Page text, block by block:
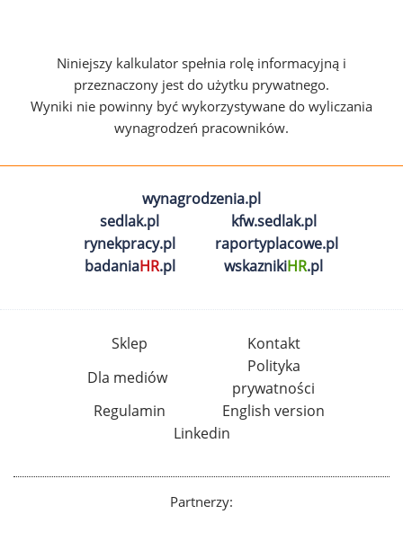
Niniejszy kalkulator spełnia rolę informacyjną i
przeznaczony jest do użytku prywatnego.
Wyniki nie powinny być wykorzystywane do wyliczania
wynagrodzeń pracowników.
wynagrodzenia.pl
sedlak.pl
kfw.sedlak.pl
rynekpracy.pl
raportyplacowe.pl
badaniaHR.pl wskaznikiHR.pl
Sklep
Kontakt
Dla mediów
Polityka
prywatności
Regulamin
English version
Linkedin
Partnerzy: